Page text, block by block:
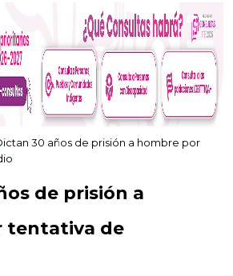
30 años de prisión a hombre por
de prisión a
tentativa de